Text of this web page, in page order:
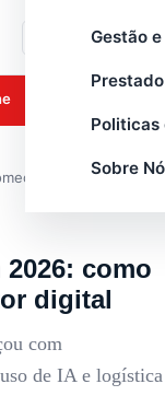
Gestão
Politicas
Sobre
para o setor
como
digital
com
de IA e logística